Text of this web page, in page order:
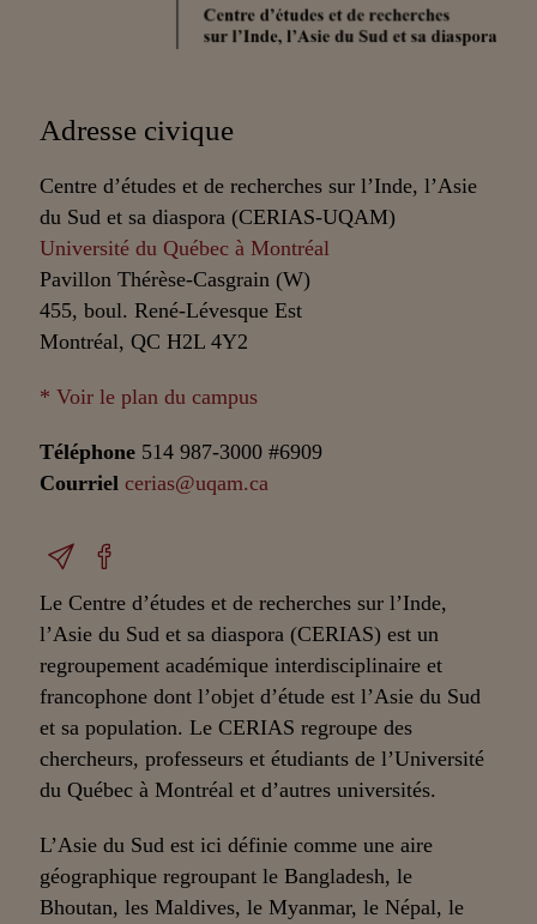
Partenaires
Adresse civique
Centre d’études et de recherches sur l’Inde, l’Asie
du Sud et sa diaspora (CERIAS-UQAM)
Université du Québec à Montréal
Pavillon Thérèse-Casgrain (W)
455, boul. René-Lévesque Est
Montréal, QC H2L 4Y2
* Voir le plan du campus
Téléphone 514 987-3000 #6909
Courriel cerias@uqam.ca
Le Centre d’études et de recherches sur l’Inde,
l’Asie du Sud et sa diaspora (CERIAS) est un
regroupement académique interdisciplinaire et
francophone dont l’objet d’étude est l’Asie du Sud
et sa population. Le CERIAS regroupe des
chercheurs, professeurs et étudiants de l’Université
du Québec à Montréal et d’autres universités.
L’Asie du Sud est ici définie comme une aire
géographique regroupant le Bangladesh, le
Bhoutan, les Maldives, le Myanmar, le Népal, le